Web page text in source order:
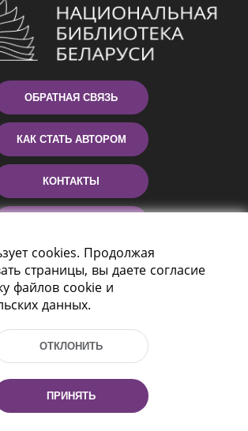
ОБРАТНАЯ СВЯЗЬ
КАК СТАТЬ АВТОРОМ
КОНТАКТЫ
Беларусь, 220114
368 37 37, Факс: (+375 17)
cookies. Продолжая
страницы, вы даете согласие
файлов cookie и
данных.
ОТКЛОНИТЬ
ПРИНЯТЬ